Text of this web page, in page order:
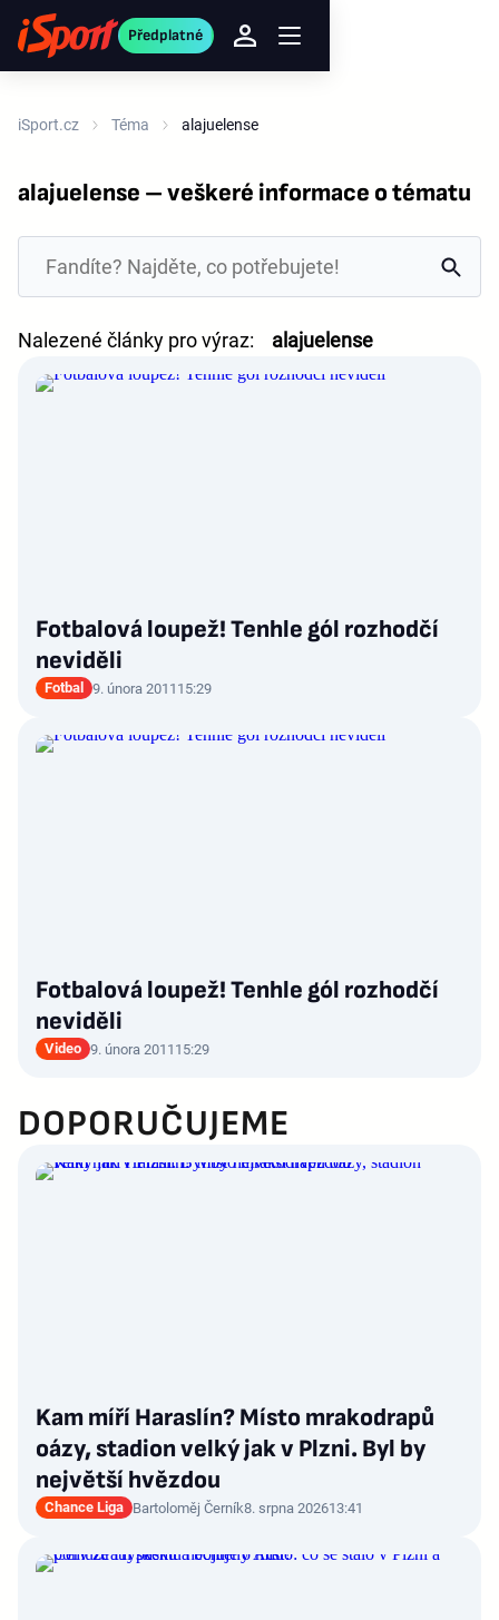
Předplatné
iSport.cz Téma alajuelense
alajuelense – veškeré informace o tématu
Nalezené články pro výraz: alajuelense
Fotbalová loupež! Tenhle gól rozhodčí
neviděli
Fotbal 9. února 2011 15:29
Fotbalová loupež! Tenhle gól rozhodčí
neviděli
Video 9. února 2011 15:29
DOPORUČUJEME
Kam míří Haraslín? Místo mrakodrapů
oázy, stadion velký jak v Plzni. Byl by
největší hvězdou
Chance Liga Bartoloměj Černík8. srpna 202613:41